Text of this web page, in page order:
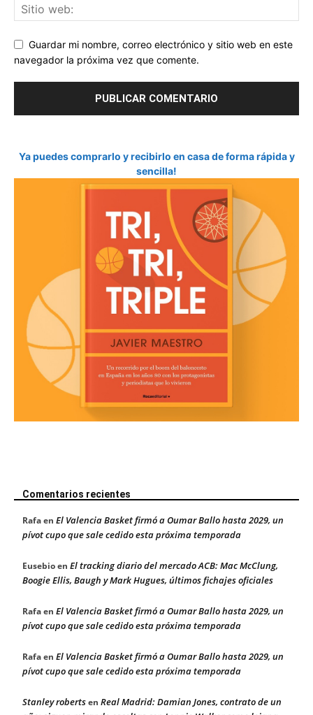
Guardar mi nombre, correo electrónico y sitio web en este
navegador la próxima vez que comente.
Ya puedes comprarlo y recibirlo en casa de forma rápida y
sencilla!
Comentarios recientes
Rafaen El Valencia Basket firmó a Oumar Ballo hasta 2029, un
pívot cupo que sale cedido esta próxima temporada
Eusebioen El tracking diario del mercado ACB: Mac McClung,
Boogie Ellis, Baugh y Mark Hugues, últimos fichajes oficiales
Rafaen El Valencia Basket firmó a Oumar Ballo hasta 2029, un
pívot cupo que sale cedido esta próxima temporada
Rafaen El Valencia Basket firmó a Oumar Ballo hasta 2029, un
pívot cupo que sale cedido esta próxima temporada
Stanley robertsen Real Madrid: Damian Jones, contrato de un